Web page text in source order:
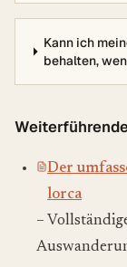
Kann ich
behalten,
Der
lorca
–